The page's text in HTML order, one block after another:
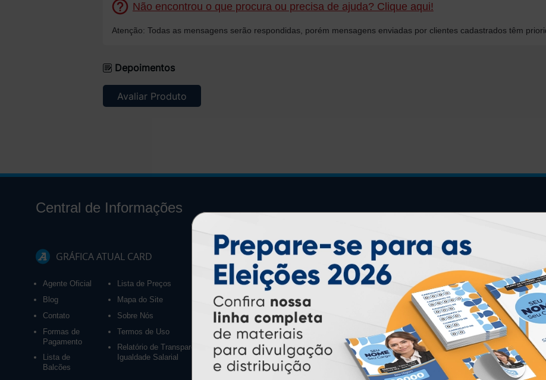
Não encontrou o que procura ou precisa de ajuda? Clique aqui!
Atenção: Todas as mensagens serão respondidas, porém mensagens enviadas por clientes cadastrados têm
Depoimentos
Avaliar Produto
Central de Informações
GRÁFICA ATUAL CARD
Agente Oficial
Blog
Contato
Formas de
Pagamento
Lista de
Balcões
Lista de Preços
Mapa do Site
Sobre Nós
Termos de Uso
Relatório de Transparência e
Igualdade Salarial
INSTRUÇÕES
Inicio
Como Comprar
Como exportar em
PDF/X1-a
Entrega 12 Horas
Garantia
Montagem e Fechamento de
Arquivo
Perguntas Frequentes